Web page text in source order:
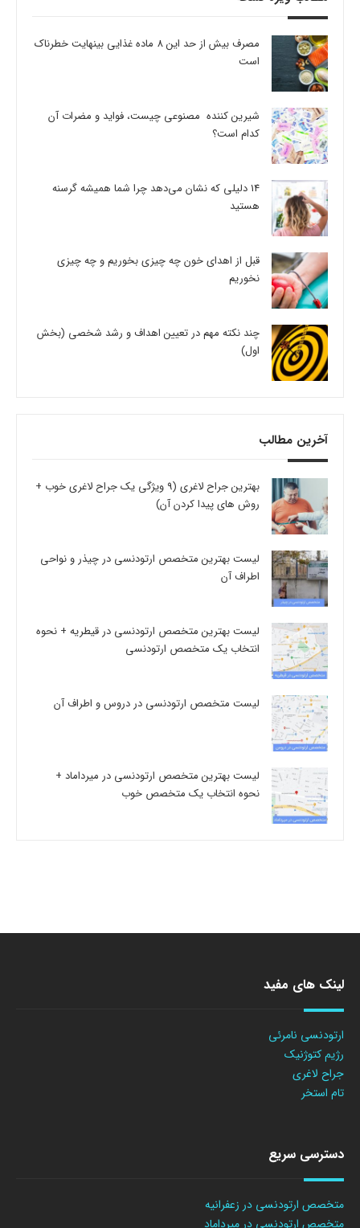
مصرف بیش از حد این 8 ماده غذایی بینهایت خطرناک
است
شیرین کننده مصنوعی چیست، فواید و مضرات آن
کدام است؟
14 دلیلی که نشان می‌دهد چرا شما همیشه گرسنه
هستید
قبل از اهدای خون چه چیزی بخوریم و چه چیزی
نخوریم
چند نکته مهم در تعیین اهداف و رشد شخصی (بخش
اول)
آخرین مطالب
بهترین جراح لاغری (9 ویژگی یک جراح لاغری خوب +
روش های پیدا کردن آن)
لیست بهترین متخصص ارتودنسی در چیذر و نواحی
اطراف آن
لیست بهترین متخصص ارتودنسی در قیطریه + نحوه
انتخاب یک متخصص ارتودنسی
لیست متخصص ارتودنسی در دروس و اطراف آن
لیست بهترین متخصص ارتودنسی در میرداماد +
نحوه انتخاب یک متخصص خوب
لینک های مفید
ارتودنسی نامرئی
رژیم کتوژنیک
جراح لاغری
تام استخر
دسترسی سریع
متخصص ارتودنسی در زعفرانیه
متخصص ارتودنسی در میرداماد